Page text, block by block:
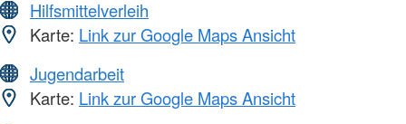
Hilfsmittelverleih
Karte: Link zur Google Maps Ansicht
Jugendarbeit
Karte: Link zur Google Maps Ansicht